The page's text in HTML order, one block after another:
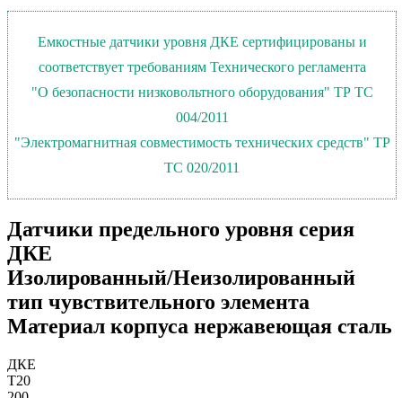
Емкостные датчики уровня ДКЕ сертифицированы и
соответствует требованиям Технического регламента
"О безопасности низковольтного оборудования" ТР ТС
004/2011
"Электромагнитная совместимость технических средств" ТР
ТС 020/2011
Датчики предельного уровня серия
ДКЕ
Изолированный/Неизолированный
тип чувствительного элемента
Материал корпуса нержавеющая сталь
ДКЕ
Т20